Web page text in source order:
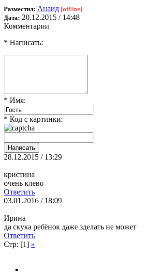
Разместил: Анаид [offline]
Дата: 20.12.2015 / 14:48
Комментарии
* Написать:
* Имя:
* Код с картинки:
28.12.2015 / 13:29
кристина
очень клево
Ответить
03.01.2016 / 18:09
Ирина
да скука ребёнок даже зделать не может
Ответить
Стр: [1] »